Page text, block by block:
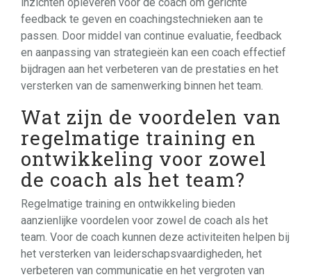
feedback te geven en coachingstechnieken aan te
passen. Door middel van continue evaluatie, feedback
en aanpassing van strategieën kan een coach effectief
bijdragen aan het verbeteren van de prestaties en het
versterken van de samenwerking binnen het team.
Wat zijn de voordelen van
regelmatige training en
ontwikkeling voor zowel
de coach als het team?
Regelmatige training en ontwikkeling bieden
aanzienlijke voordelen voor zowel de coach als het
team. Voor de coach kunnen deze activiteiten helpen bij
het versterken van leiderschapsvaardigheden, het
verbeteren van communicatie en het vergroten van